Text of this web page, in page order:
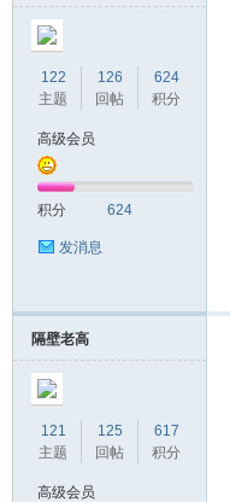
122
主题
126
回帖
624
积分
高级会员
积分 624
发消息
隔壁老高
121
主题
125
回帖
617
积分
高级会员